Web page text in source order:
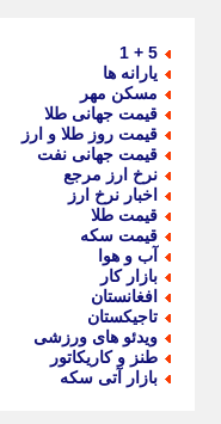
5 + 1
یارانه ها
مسکن مهر
قیمت جهانی طلا
قیمت روز طلا و ارز
قیمت جهانی نفت
نرخ ارز مرجع
اخبار نرخ ارز
قیمت طلا
قیمت سکه
آب و هوا
بازار کار
افغانستان
تاجیکستان
ویدئو های ورزشی
طنز و کاریکاتور
بازار آتی سکه